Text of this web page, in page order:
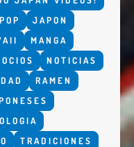
JAPON
MANGA
NOTICIAS
RAMEN
TRADICIONES